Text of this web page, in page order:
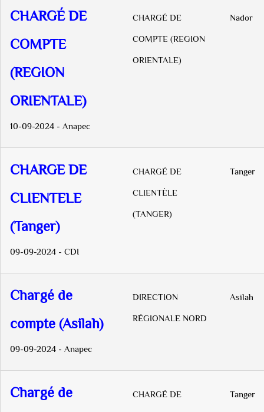
CHARGÉ DE
COMPTE
(REGION
ORIENTALE)
10-09-2024 - Anapec
CHARGÉ DE
COMPTE (REGION
ORIENTALE)
Nador
CHARGE DE
CLIENTELE
(Tanger)
09-09-2024 - CDI
CHARGÉ DE
CLIENTÈLE
(TANGER)
Tanger
Chargé de
compte (Asilah)
09-09-2024 - Anapec
DIRECTION
RÉGIONALE NORD
Asilah
Chargé de
CHARGÉ DE
Tanger